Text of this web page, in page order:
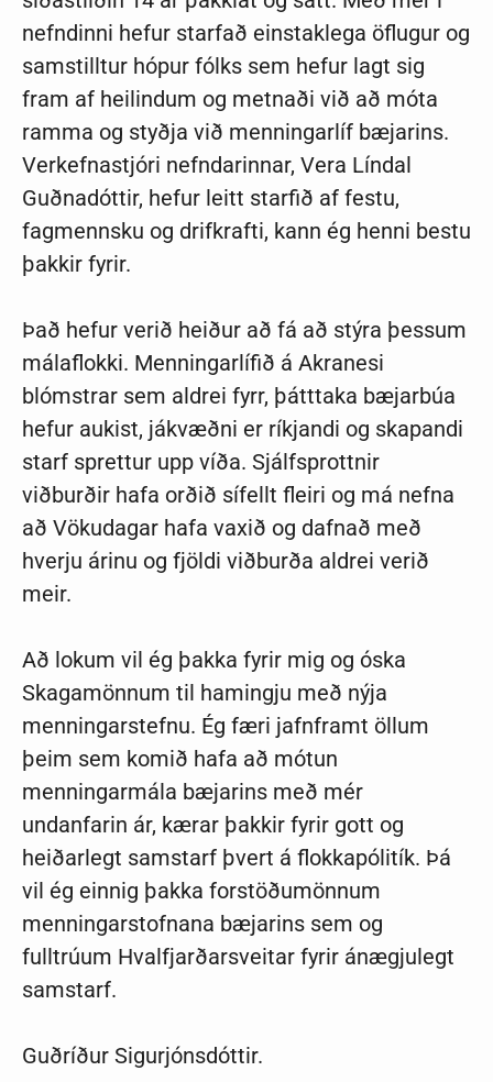
nefndinni hefur starfað einstaklega öflugur og
samstilltur hópur fólks sem hefur lagt sig
fram af heilindum og metnaði við að móta
ramma og styðja við menningarlíf bæjarins.
Verkefnastjóri nefndarinnar, Vera Líndal
Guðnadóttir, hefur leitt starfið af festu,
fagmennsku og drifkrafti, kann ég henni bestu
þakkir fyrir.
Það hefur verið heiður að fá að stýra þessum
málaflokki. Menningarlífið á Akranesi
blómstrar sem aldrei fyrr, þátttaka bæjarbúa
hefur aukist, jákvæðni er ríkjandi og skapandi
starf sprettur upp víða. Sjálfsprottnir
viðburðir hafa orðið sífellt fleiri og má nefna
að Vökudagar hafa vaxið og dafnað með
hverju árinu og fjöldi viðburða aldrei verið
meir.
Að lokum vil ég þakka fyrir mig og óska
Skagamönnum til hamingju með nýja
menningarstefnu. Ég færi jafnframt öllum
þeim sem komið hafa að mótun
menningarmála bæjarins með mér
undanfarin ár, kærar þakkir fyrir gott og
heiðarlegt samstarf þvert á flokkapólitík. Þá
vil ég einnig þakka forstöðumönnum
menningarstofnana bæjarins sem og
fulltrúum Hvalfjarðarsveitar fyrir ánægjulegt
samstarf.
Guðríður Sigurjónsdóttir.